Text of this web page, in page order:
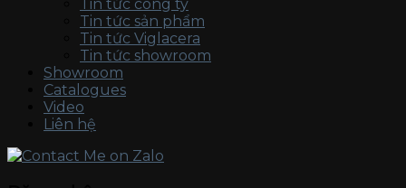
Tin tức công ty
Tin tức sản phẩm
Tin tức Viglacera
Tin tức showroom
Showroom
Catalogues
Video
Liên hệ